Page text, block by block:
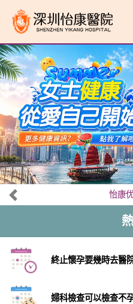
怡康
終止懷孕要幾時去醫
婦科檢查可以檢查不